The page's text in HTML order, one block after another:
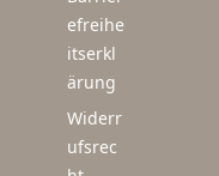
efreihe
itserkl
ärung
Widerr
ufsrec